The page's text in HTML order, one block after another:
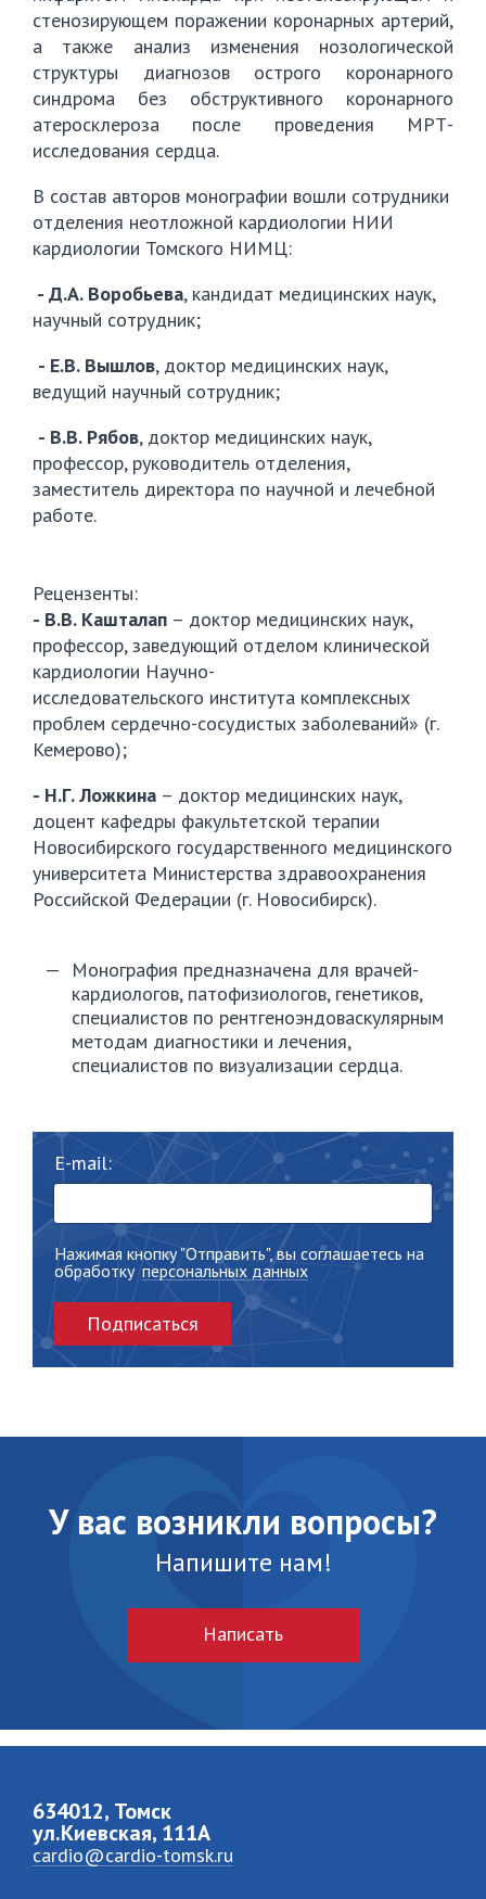
стенозирующем поражении коронарных артерий,
а также анализ изменения нозологической
структуры диагнозов острого коронарного
синдрома без обструктивного коронарного
атеросклероза после проведения МРТ-
исследования сердца.
В состав авторов монографии вошли сотрудники
отделения неотложной кардиологии НИИ
кардиологии Томского НИМЦ:
- Д.А. Воробьева, кандидат медицинских наук,
научный сотрудник;
- Е.В. Вышлов, доктор медицинских наук,
ведущий научный сотрудник;
- В.В. Рябов, доктор медицинских наук,
профессор, руководитель отделения,
заместитель директора по научной и лечебной
работе.
Рецензенты:
- В.В. Кашталап – доктор медицинских наук,
профессор, заведующий отделом клинической
кардиологии Научно-
исследовательского института комплексных
проблем сердечно-сосудистых заболеваний» (г.
Кемерово);
- Н.Г. Ложкина – доктор медицинских наук,
доцент кафедры факультетской терапии
Новосибирского государственного медицинского
университета Министерства здравоохранения
Российской Федерации (г. Новосибирск).
Монография предназначена для врачей-
кардиологов, патофизиологов, генетиков,
специалистов по рентгеноэндоваскулярным
методам диагностики и лечения,
специалистов по визуализации сердца.
E-mail:
Нажимая кнопку "Отправить", вы соглашаетесь на
обработку персональных данных
Подписаться
У вас возникли вопросы?
Напишите нам!
Написать
634012, Томск
ул.Киевская, 111A
cardio@cardio-tomsk.ru